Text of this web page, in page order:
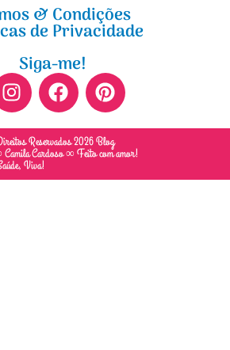
& Condições
de Privacidade
Siga-me!
Reservados 2026 Blog
Cardoso ∞ Feito com amor!
Viva!